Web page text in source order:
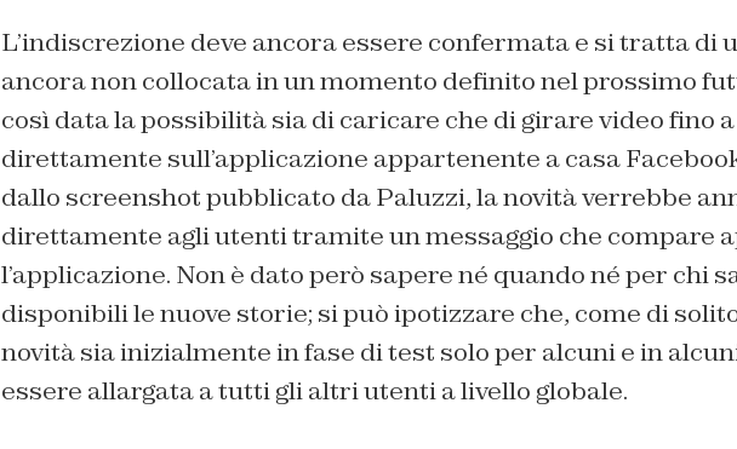
L’indiscrezione deve ancora essere confermata e si tratta di
ancora non collocata in un momento definito nel prossimo
così data la possibilità sia di caricare che di girare video fino
direttamente sull’applicazione appartenente a casa
dallo screenshot pubblicato da Paluzzi, la novità verrebbe
direttamente agli utenti tramite un messaggio che compare
l’applicazione. Non è dato però sapere né quando né per chi
disponibili le nuove storie; si può ipotizzare che, come di
novità sia inizialmente in fase di test solo per alcuni e in
essere allargata a tutti gli altri utenti a livello globale.